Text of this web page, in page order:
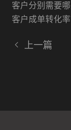
客户分别需要
客户成单转化率
上一篇